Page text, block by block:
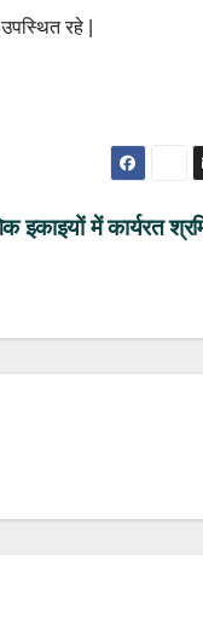
रहे |
इकाइयों में कार्यरत